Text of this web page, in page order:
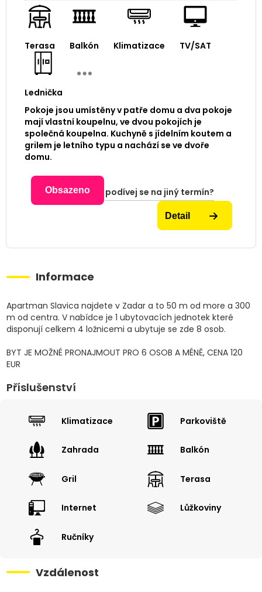
Terasa Balkón Klimatizace TV/SAT
Lednička
Pokoje jsou umístěny v patře domu a dva pokoje
mají vlastní koupelnu, ve dvou pokojích je
společná koupelna. Kuchyně s jídelním koutem a
grilem je letního typu a nachází se ve dvoře
domu.
Obsazeno podívej se na jiný termín?
Detail
Informace
Apartman Slavica najdete v Zadar a to 50 m od more a 300
m od centra. V nabídce je 1 ubytovacích jednotek které
disponují celkem 4 ložnicemi a ubytuje se zde 8 osob.
BYT JE MOŽNÉ PRONAJMOUT PRO 6 OSOB A MÉNĚ, CENA 120
EUR
Příslušenství
Klimatizace Parkoviště
Zahrada Balkón
Gril Terasa
Internet Lůžkoviny
Ručníky
Vzdálenost